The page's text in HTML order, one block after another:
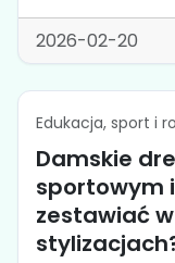
2026-02-20
Edukacja, sport i
Damskie
sportowym
zestawiać